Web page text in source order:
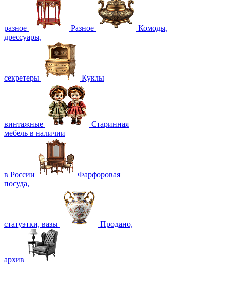
разное Разное
Комоды,
дрессуары,
секретеры Куклы
винтажные
Старинная
мебель в наличии
в России
Фарфоровая
посуда,
статуэтки, вазы Продано,
архив